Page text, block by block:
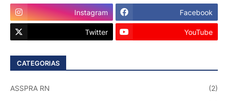
Instagram Facebook
Twitter YouTube
CATEGORIAS
ASSPRA RN (2)